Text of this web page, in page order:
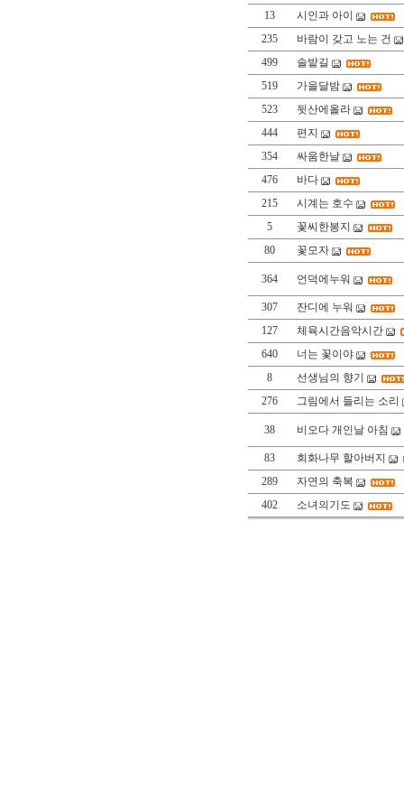
13
시인과 아이
235
바람이 갖고 노는 건
499
솔밭길
519
가을달밤
523
뒷산에올라
444
편지
354
싸움한날
476
바다
215
시계는 호수
5
꽃씨한봉지
80
꽃모자
364 언덕에누워
307
잔디에 누워
127
체육시간음악시간
640
너는 꽃이야
8
선생님의 향기
276
그림에서 들리는 소리
38 비오다 개인날 아침
83
회화나무 할아버지
289
자연의 축복
402
소녀의기도